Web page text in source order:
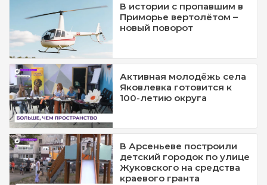
В истории с пропавшим в
Приморье вертолётом –
новый поворот
Активная молодёжь села
Яковлевка готовится к
100-летию округа
В Арсеньеве построили
детский городок по улице
Жуковского на средства
краевого гранта